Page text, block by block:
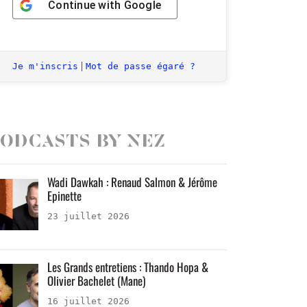
Continue with Google
Je m'inscris | Mot de passe égaré ?
by Nez
Wadi Dawkah : Renaud Salmon & Jérôme
Epinette
23 juillet 2026
Les Grands entretiens : Thando Hopa &
Olivier Bachelet (Mane)
16 juillet 2026